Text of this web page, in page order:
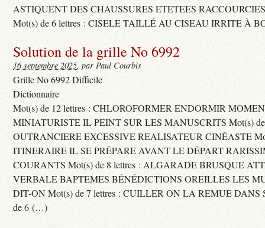
ASTIQUENT DES CHAUSSURES ETETEES
Mot(s) de 6 lettres : CISELE TAILLÉ AU CISEAU IRRITE À
Solution de la grille No 6992
16 septembre 2025, par Paul Courbis
Grille No 6992 Difficile
Dictionnaire
Mot(s) de 12 lettres : CHLOROFORMER ENDORMIR
MINIATURISTE IL PEINT SUR LES MANUSCRITS Mot(s) de
OUTRANCIERE EXCESSIVE REALISATEUR CINÉASTE
ITINERAIRE IL SE PRÉPARE AVANT LE DÉPART
COURANTS Mot(s) de 8 lettres : ALGARADE BRUSQUE
VERBALE BAPTEMES BÉNÉDICTIONS OREILLES LES
DIT-ON Mot(s) de 7 lettres : CUILLER ON LA REMUE DANS
de 6 (…)